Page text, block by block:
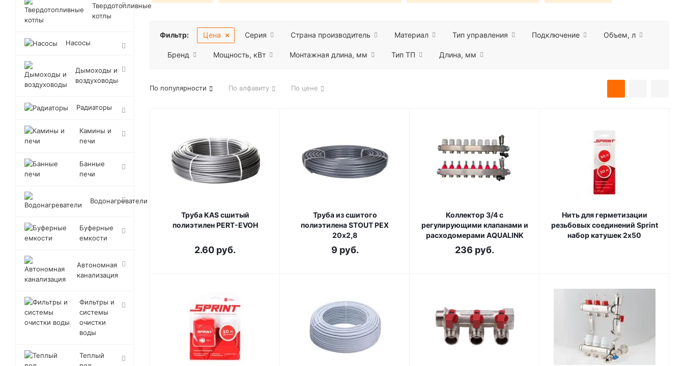
Фильтр: Цена Серия Страна производитель Материал Тип управления Подключение Объем, л
Бренд Мощность, кВт Монтажная длина, мм Тип ТП Длина, мм
По популярности По алфавиту По цене
Труба KAS сшитый
полиэтилен PERT-EVOH
2.60 руб.
Труба из сшитого
полиэтилена STOUT PEX
20х2,8
9 руб.
Коллектор 3/4 с
регулирующими клапанами и
расходомерами AQUALINK
236 руб.
Нить для герметизации
резьбовых соединений Sprint
набор катушек 2х50
Твердотопливные
котлы
Насосы
Дымоходы и
воздуховоды
Радиаторы
Камины и
печи
Банные
печи
Водонагреватели
Буферные
емкости
Автономная
канализация
Фильтры и
системы
очистки
воды
Теплый